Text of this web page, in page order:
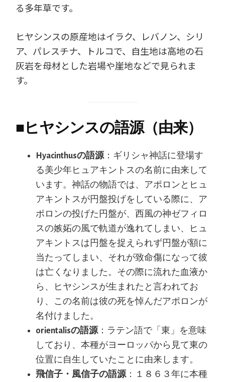
る多年草です。
ヒヤシンスの原産地はイラク、レバノン、シリ
ア、パレスチナ、トルコで、自生地は高地の石
灰岩を母材とした岩場や崖地などで見られま
す。
■ヒヤシンスの語源（由来）
Hyacinthusの語源：ギリシャ神話に登場す
る美少年ヒュアキントスの名前に由来して
います。神話の物語では、アポロンとヒュ
アキントスが円盤投げをしている際に、ア
ポロンの投げた円盤が、西風の神ゼフィロ
スの嫉妬の風で軌道が逸れてしまい、ヒュ
アキントスは円盤を捉えられず円盤が額に
当たってしまい、それが致命傷になって彼
は亡くなりました。その際に流れた血液か
ら、ヒヤシンスが生まれたと言われてお
り、この名前は彼の死を悼んだアポロンが
名付けました。
orientalisの語源：ラテン語で「東」を意味
しており、本種がヨーロッパから見て東の
位置に自生していたことに由来します。
飛信子・風信子の語源：１８６３年に本種